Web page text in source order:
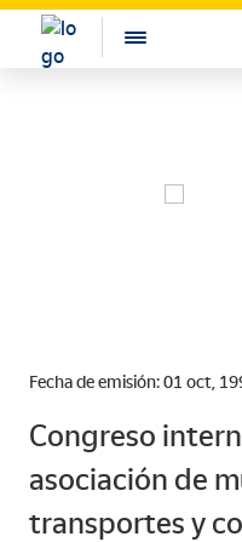
Fecha de emisión: 01 oct,
Congreso
asociación de
transportes y